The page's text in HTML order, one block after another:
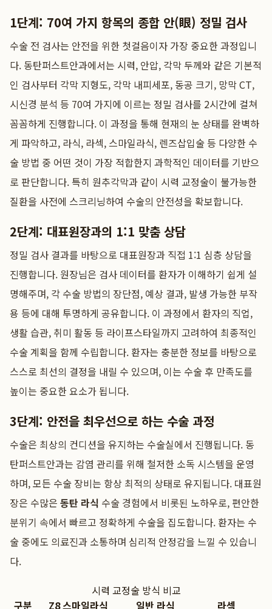
1단계: 70여 가지 항목의 종합 안(眼) 정밀 검사
수술 전 검사는 안전을 위한 첫걸음이자 가장 중요한 과정입니
다. 동탄퍼스트안과에서는 시력, 안압, 각막 두께와 같은 기본적
인 검사부터 각막 지형도, 각막 내피세포, 동공 크기, 망막 CT,
시신경 분석 등 70여 가지에 이르는 정밀 검사를 2시간에 걸쳐
꼼꼼하게 진행합니다. 이 과정을 통해 현재의 눈 상태를 완벽하
게 파악하고, 라식, 라섹, 스마일라식, 렌즈삽입술 등 다양한 수
술 방법 중 어떤 것이 가장 적합한지 과학적인 데이터를 기반으
로 판단합니다. 특히 원추각막과 같이 시력 교정술이 불가능한
질환을 사전에 스크리닝하여 수술의 안전성을 확보합니다.
2단계: 대표원장과의 1:1 맞춤 상담
정밀 검사 결과를 바탕으로 대표원장과 직접 1:1 심층 상담을
진행합니다. 원장님은 검사 데이터를 환자가 이해하기 쉽게 설
명해주며, 각 수술 방법의 장단점, 예상 결과, 발생 가능한 부작
용 등에 대해 투명하게 공유합니다. 이 과정에서 환자의 직업,
생활 습관, 취미 활동 등 라이프스타일까지 고려하여 최종적인
수술 계획을 함께 수립합니다. 환자는 충분한 정보를 바탕으로
스스로 최선의 결정을 내릴 수 있으며, 이는 수술 후 만족도를
높이는 중요한 요소가 됩니다.
3단계: 안전을 최우선으로 하는 수술 과정
수술은 최상의 컨디션을 유지하는 수술실에서 진행됩니다. 동
탄퍼스트안과는 감염 관리를 위해 철저한 소독 시스템을 운영
하며, 모든 수술 장비는 항상 최적의 상태로 유지됩니다. 대표원
장은 수많은 동탄 라식 수술 경험에서 비롯된 노하우로, 편안한
분위기 속에서 빠르고 정확하게 수술을 집도합니다. 환자는 수
술 중에도 의료진과 소통하며 심리적 안정감을 느낄 수 있습니
다.
시력 교정술 방식 비교
구분
Z8 스마일라식 일반 라식 라섹